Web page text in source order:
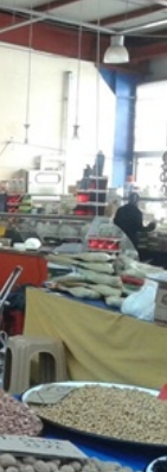
Eğitimi